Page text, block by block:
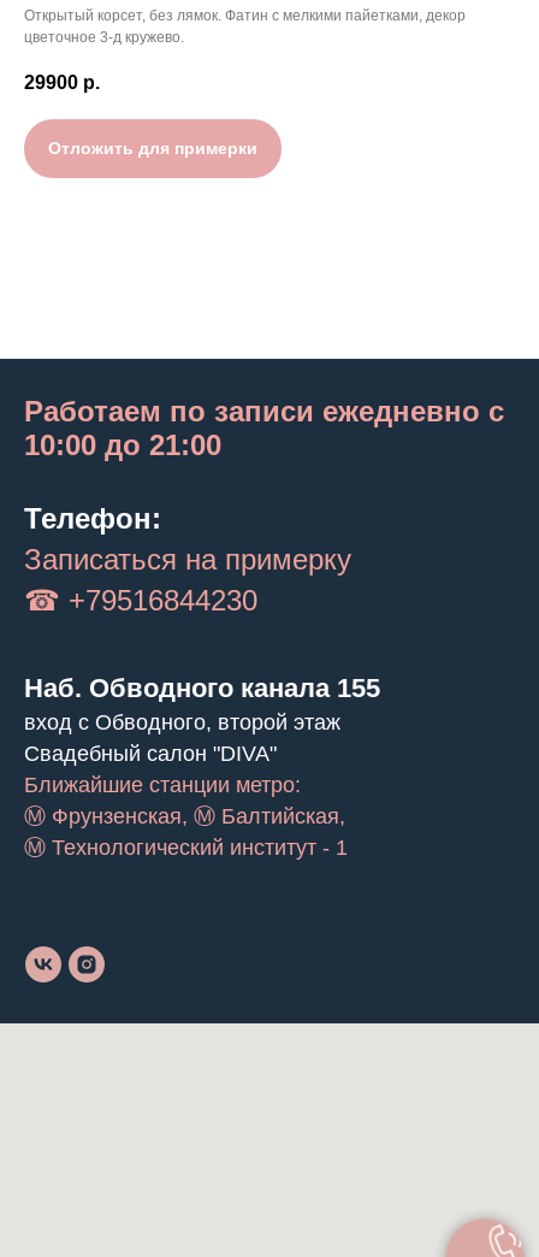
Открытый корсет, без лямок. Фатин с мелкими пайетками, декор
цветочное 3-д кружево.
29900 р.
Отложить для примерки
Работаем по записи ежедневно с
10:00 до 21:00
Телефон:
Записаться на примерку
☎ +79516844230
Наб. Обводного канала 155
вход с Обводного, второй этаж
Свадебный салон "DIVA"
Ближайшие станции метро:
Ⓜ Фрунзенская, Ⓜ Балтийская,
Ⓜ Технологический институт - 1